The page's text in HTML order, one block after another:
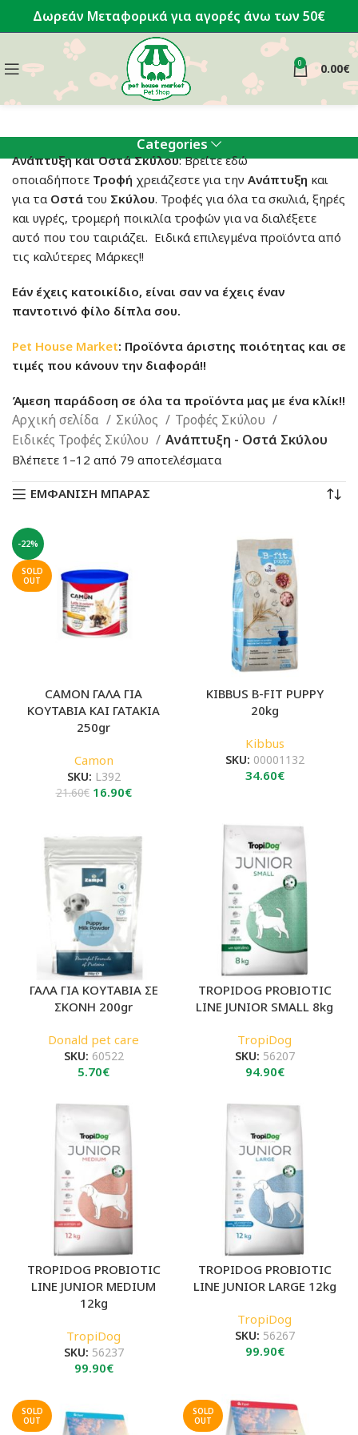
Δωρεάν Μεταφορικά για αγορές άνω των 50€
0 0.00€
Categories
Ανάπτυξη και Οστά Σκύλου: Βρείτε εδώ
οποιαδήποτε Τροφή χρειάζεστε για την Ανάπτυξη και
για τα Οστά του Σκύλου. Τροφές για όλα τα σκυλιά, ξηρές
και υγρές, τρομερή ποικιλία τροφών για να διαλέξετε
αυτό που του ταιριάζει. Ειδικά επιλεγμένα προϊόντα από
τις καλύτερες Μάρκες!!
Εάν έχεις κατοικίδιο, είναι σαν να έχεις έναν
παντοτινό φίλο δίπλα σου.
Pet House Market: Προϊόντα άριστης ποιότητας και σε
τιμές που κάνουν την διαφορά!!
Άμεση παράδοση σε όλα τα προϊόντα μας με ένα κλίκ!!
Αρχική σελίδα Σκύλος
Τροφές Σκύλου
Ειδικές Τροφές Σκύλου
Ανάπτυξη - Οστά Σκύλου
Βλέπετε 1–12 από 79 αποτελέσματα
by
ΕΜΦΑΝΙΣΗ ΜΠΑΡΑΣ
-22%
SOLD
OUT
CAMON ΓΑΛΑ ΓΙΑ
ΚΟΥΤΑΒΙΑ ΚΑΙ ΓΑΤΑΚΙΑ
250gr
Camon
SKU: L392
21.60€ Original
21.60€.
16.90€Η
είναι:
16.90€.
KIBBUS B-FIT PUPPY
20kg
Kibbus
SKU: 00001132
34.60€
ΓΑΛΑ ΓΙΑ ΚΟΥΤΑΒΙΑ ΣΕ
ΣΚΟΝΗ 200gr
Donald pet care
SKU: 60522
5.70€
TROPIDOG PROBIOTIC
LINE JUNIOR SMALL 8kg
TropiDog
SKU: 56207
94.90€
TROPIDOG PROBIOTIC
LINE JUNIOR MEDIUM
12kg
TropiDog
SKU: 56237
99.90€
TROPIDOG PROBIOTIC
LINE JUNIOR LARGE 12kg
TropiDog
SKU: 56267
99.90€
SOLD
OUT
SOLD
OUT